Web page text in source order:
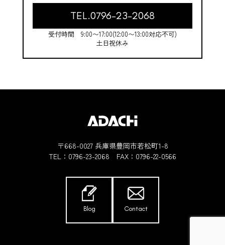
TEL.0796-23-2068
受付時間 9:00〜17:00(12:00〜13:00対応不可)
土日祝休み
〒668-0027 兵庫県豊岡市若松町1-8
TEL： 0796-23-2068 FAX：0796-22-0566
Blog Contact